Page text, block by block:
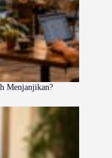
Menjanjikan?